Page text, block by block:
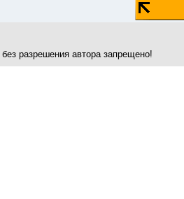
разрешения автора запрещено!